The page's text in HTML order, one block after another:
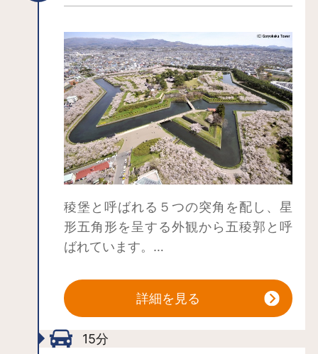
シューや乗馬、ワカサギ釣りなど魅力
的なアクティビティがたくさん。そん
な、いつ訪れても美しい北の自然を満
喫できる大沼公園は、道南のおすすめ
観光スポットです。
稜堡と呼ばれる５つの突角を配し、星
形五角形を呈する外観から五稜郭と呼
ばれています。
に竣工した我が国最初の西洋式城塞・
五稜郭は,２年後の慶応２（1866）年に
付帯施設を含む全ての工事が完成しま
した。慶応３（1867）年の大政奉還を
詳細を見る
15分